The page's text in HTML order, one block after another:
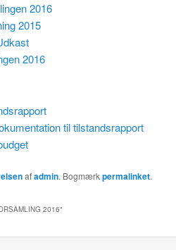
2016
2015
2016
til tilstandsrapport
afadmin. Bogmærkpermalinket.
2016"